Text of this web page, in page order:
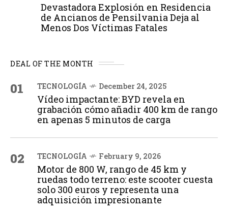
Devastadora Explosión en Residencia
de Ancianos de Pensilvania Deja al
Menos Dos Víctimas Fatales
DEAL OF THE MONTH
01 TECNOLOGÍA December 24, 2025
Vídeo impactante: BYD revela en
grabación cómo añadir 400 km de rango
en apenas 5 minutos de carga
02 TECNOLOGÍA February 9, 2026
Motor de 800 W, rango de 45 km y
ruedas todo terreno: este scooter cuesta
solo 300 euros y representa una
adquisición impresionante